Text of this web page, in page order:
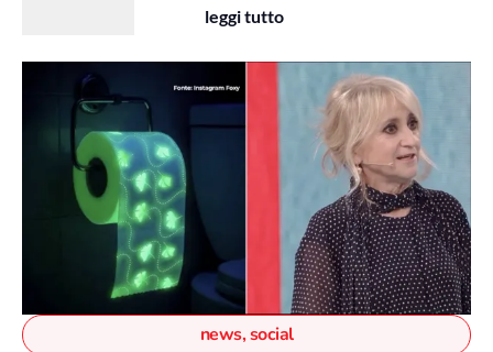
leggi tutto
news,social